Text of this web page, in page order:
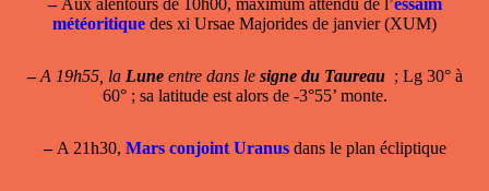
–Aux alentours de 10h00, maximum attendu de l’essaim
météoritique des xi Ursae Majorides de janvier (XUM)
– A 19h55, la Luneentre dans le signe du Taureau ; Lg 30° à
60° ; sa latitude est alors de -3°55’ monte.
–A 21h30, Mars conjoint Uranusdans le plan écliptique